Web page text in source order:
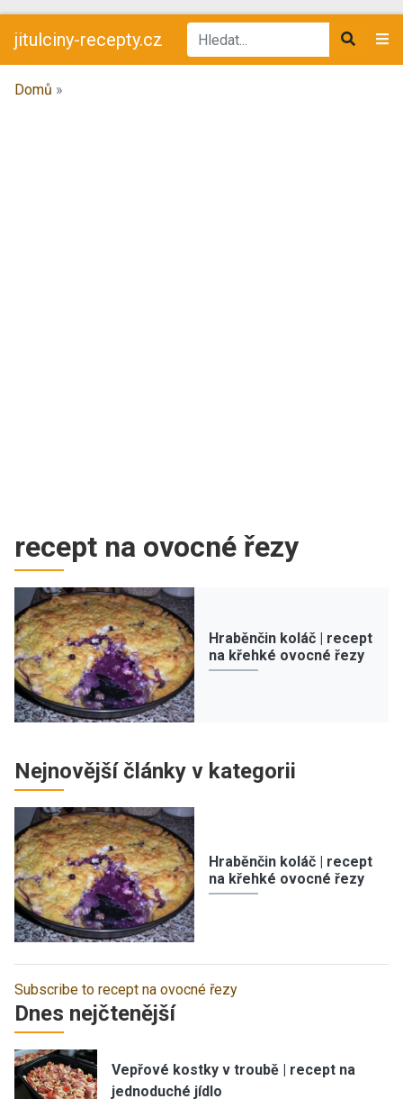
jitulciny-recepty.cz
Domů »
recept na ovocné řezy
Hraběnčin koláč | recept
na křehké ovocné řezy
Nejnovější články v kategorii
Hraběnčin koláč | recept
na křehké ovocné řezy
Subscribe to recept na ovocné řezy
Dnes nejčtenější
Vepřové kostky v troubě | recept na
jednoduché jídlo